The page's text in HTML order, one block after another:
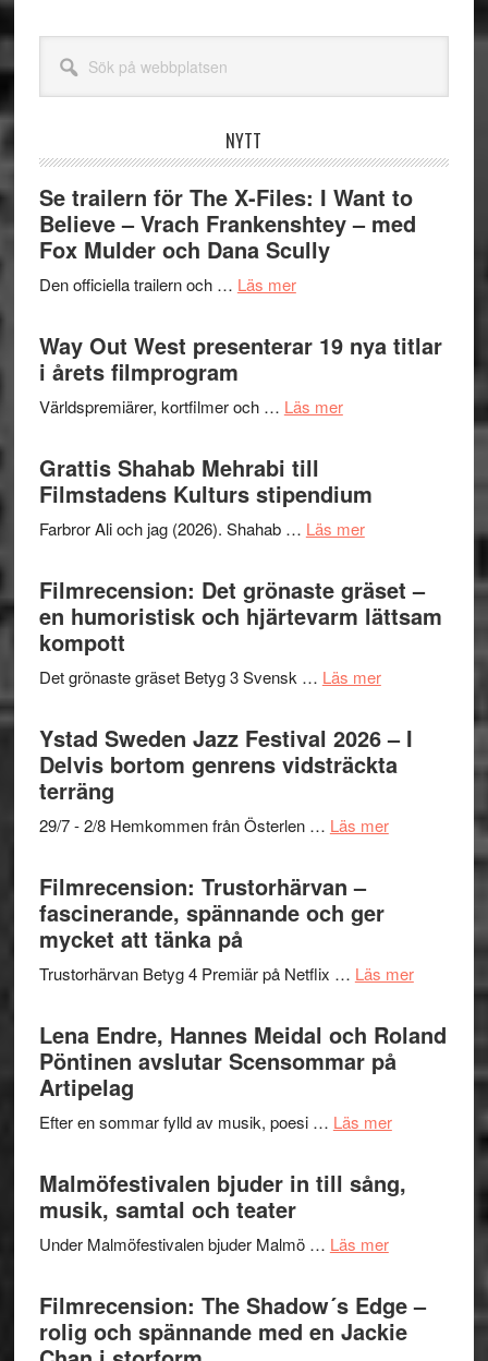
webbplatsen
NYTT
Se trailern för The X-Files: I Want to
Believe – Vrach Frankenshtey – med
Fox Mulder och Dana Scully
Den officiella trailern och … Läs merom
trailern
för
X-
I
Want
to
Believe
Vrach
Frankenshtey
med
Mulder
och
Dana
Way Out West presenterar 19 nya titlar
i årets filmprogram
Världspremiärer, kortfilmer och … Läs merom
presenterar
19
titlar
i
Grattis Shahab Mehrabi till
Filmstadens Kulturs stipendium
Farbror Ali och jag (2026). Shahab … Läs merom
Shahab
Mehrabi
till
Kulturs
Filmrecension: Det grönaste gräset –
en humoristisk och hjärtevarm lättsam
kompott
Det grönaste gräset Betyg 3 Svensk … Läs merom
Det
grönaste
gräset
en
hjärtevarm
Ystad Sweden Jazz Festival 2026 – I
Delvis bortom genrens vidsträckta
terräng
29/7 - 2/8 Hemkommen från Österlen … Läs merom
–
Delvis
bortom
terräng
Filmrecension: Trustorhärvan –
fascinerande, spännande och ger
mycket att tänka på
Trustorhärvan Betyg 4 Premiär på Netflix … Läs merom
–
Lena Endre, Hannes Meidal och Roland
Pöntinen avslutar Scensommar på
Artipelag
Efter en sommar fylld av musik, poesi … Läs merom
Hannes
Pöntinen
avslutar
Malmöfestivalen bjuder in till sång,
musik, samtal och teater
Under Malmöfestivalen bjuder Malmö … Läs merom
in
till
Filmrecension: The Shadow´s Edge –
rolig och spännande med en Jackie